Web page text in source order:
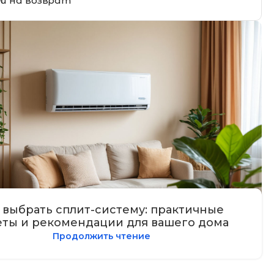
выбрать сплит-систему: практичные
и рекомендации для вашего дома
Продолжить чтение